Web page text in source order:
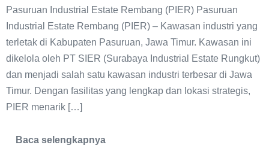
Pasuruan Industrial Estate Rembang (PIER) Pasuruan
Industrial Estate Rembang (PIER) – Kawasan industri yang
terletak di Kabupaten Pasuruan, Jawa Timur. Kawasan ini
dikelola oleh PT SIER (Surabaya Industrial Estate Rungkut)
dan menjadi salah satu kawasan industri terbesar di Jawa
Timur. Dengan fasilitas yang lengkap dan lokasi strategis,
PIER menarik […]
Baca selengkapnya
Pasuruan